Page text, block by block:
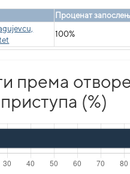
Проценат
100%
према
приступа (%)